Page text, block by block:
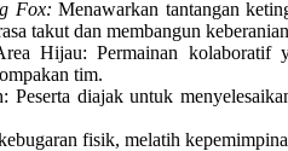
Fox: Menawarkan tantangan
takut dan membangun
Hijau: Permainan kolaboratif
tim.
Peserta diajak untuk
fisik, melatih